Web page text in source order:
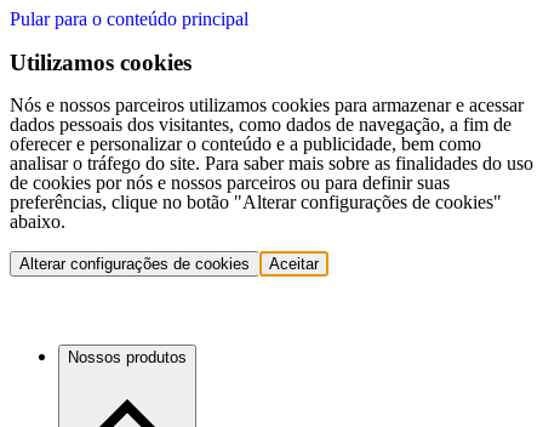
Pular para o conteúdo principal
Utilizamos cookies
Nós e nossos parceiros utilizamos cookies para armazenar e acessar
dados pessoais dos visitantes, como dados de navegação, a fim de
oferecer e personalizar o conteúdo e a publicidade, bem como
analisar o tráfego do site. Para saber mais sobre as finalidades do uso
de cookies por nós e nossos parceiros ou para definir suas
preferências, clique no botão "Alterar configurações de cookies"
abaixo.
Alterar configurações de cookies Aceitar
Nossos produtos